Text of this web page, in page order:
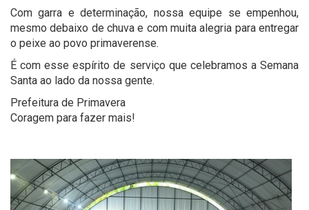
Com garra e determinação, nossa equipe se empenhou,
mesmo debaixo de chuva e com muita alegria para entregar
o peixe ao povo primaverense.
É com esse espírito de serviço que celebramos a Semana
Santa ao lado da nossa gente.
Prefeitura de Primavera
Coragem para fazer mais!